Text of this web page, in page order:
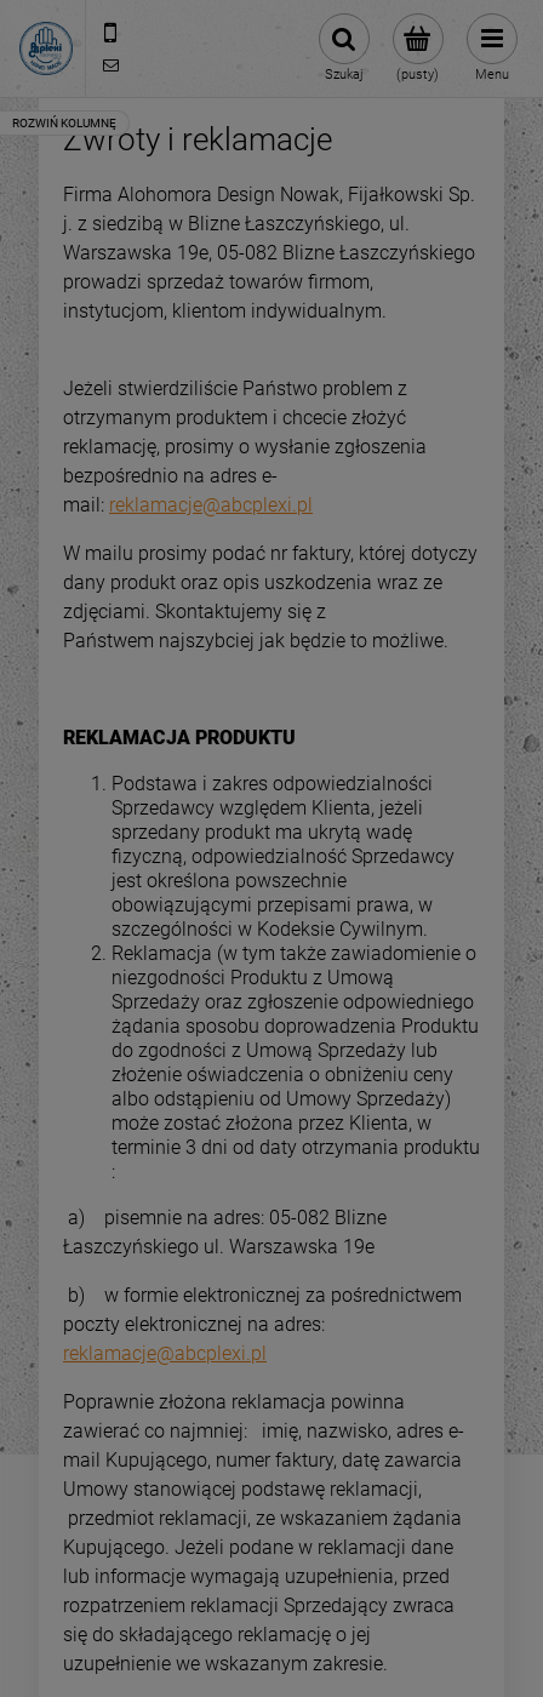
(pusty)
Szukaj Menu
-34%
OUTLET - Pojemnik
kostka, kubik 15x15x15
cm - plexi 3 mm
55,78 zł
regularna:
84,00 zł
84,00 zł
DO KOSZYKA
45
OUTLET - Pojemnik
kostka, kubik 10x10x18
cm - plexi 3 mm
35,76 zł
Cena regularna:
Najniższa cena:
Zwroty i reklamacje
Firma Alohomora Design Nowak, Fijałkowski Sp.
j. z siedzibą w Blizne Łaszczyńskiego, ul.
Warszawska 19e, 05-082 Blizne Łaszczyńskiego
prowadzi sprzedaż towarów firmom,
instytucjom, klientom indywidualnym.
Jeżeli stwierdziliście Państwo problem z
otrzymanym produktem i chcecie złożyć
reklamację, prosimy o wysłanie zgłoszenia
bezpośrednio na adres e-
mail: reklamacje@abcplexi.pl
W mailu prosimy podać nr faktury, której dotyczy
dany produkt oraz opis uszkodzenia wraz ze
zdjęciami. Skontaktujemy się z
Państwem najszybciej jak będzie to możliwe.
REKLAMACJA PRODUKTU
Podstawa i zakres odpowiedzialności
Sprzedawcy względem Klienta, jeżeli
sprzedany produkt ma ukrytą wadę
fizyczną, odpowiedzialność Sprzedawcy
jest określona powszechnie
obowiązującymi przepisami prawa, w
szczególności w Kodeksie Cywilnym.
Reklamacja (w tym także zawiadomienie o
niezgodności Produktu z Umową
Sprzedaży oraz zgłoszenie odpowiedniego
żądania sposobu doprowadzenia Produktu
do zgodności z Umową Sprzedaży lub
złożenie oświadczenia o obniżeniu ceny
albo odstąpieniu od Umowy Sprzedaży)
może zostać złożona przez Klienta, w
terminie 3 dni od daty otrzymania produktu
:
a) pisemnie na adres: 05-082 Blizne
Łaszczyńskiego ul. Warszawska 19e
b) w formie elektronicznej za pośrednictwem
poczty elektronicznej na adres:
reklamacje@abcplexi.pl
Poprawnie złożona reklamacja powinna
zawierać co najmniej: imię, nazwisko, adres e-
mail Kupującego, numer faktury, datę zawarcia
Umowy stanowiącej podstawę reklamacji,
przedmiot reklamacji, ze wskazaniem żądania
Kupującego. Jeżeli podane w reklamacji dane
lub informacje wymagają uzupełnienia, przed
rozpatrzeniem reklamacji Sprzedający zwraca
się do składającego reklamację o jej
uzupełnienie we wskazanym zakresie.